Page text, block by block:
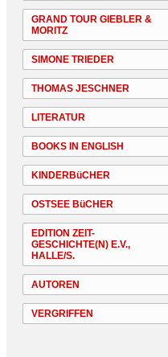
GRAND TOUR GIEBLER &
MORITZ
SIMONE TRIEDER
THOMAS JESCHNER
LITERATUR
BOOKS IN ENGLISH
KINDERBüCHER
OSTSEE BüCHER
EDITION ZEIT-
GESCHICHTE(N) E.V.,
HALLE/S.
AUTOREN
VERGRIFFEN